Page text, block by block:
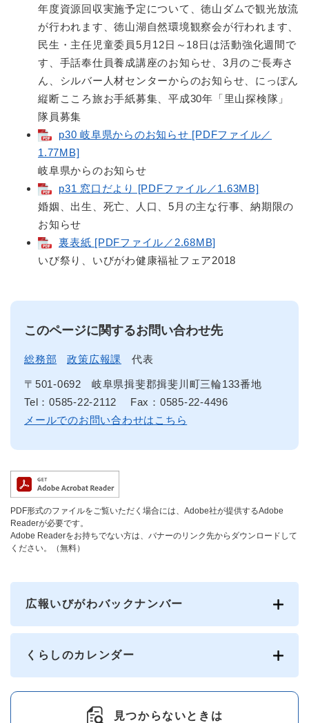
年度資源回収実施予定について、徳山ダムで観光放流
が行われます、徳山湖自然環境観察会が行われます、
民生・主任児童委員5月12日～18日は活動強化週間で
す、手話奉仕員養成講座のお知らせ、3月のご長寿さ
ん、シルバー人材センターからのお知らせ、にっぽん
縦断こころ旅お手紙募集、平成30年「里山探検隊」
隊員募集
p30 岐阜県からのお知らせ [PDFファイル／
1.77MB]
岐阜県からのお知らせ
p31 窓口だより [PDFファイル／1.63MB]
婚姻、出生、死亡、人口、5月の主な行事、納期限の
お知らせ
裏表紙 [PDFファイル／2.68MB]
いび祭り、いびがわ健康福祉フェア2018
このページに関するお問い合わせ先
総務部 政策広報課 代表
〒501-0692
岐阜県揖斐郡揖斐川町三輪133番地
Tel：0585-22-2112
Fax：0585-22-4496
メールでのお問い合わせはこちら
PDF形式のファイルをご覧いただく場合には、Adobe社が提供するAdobe
Readerが必要です。
Adobe Readerをお持ちでない方は、バナーのリンク先からダウンロードして
ください。（無料）
広報いびがわバックナンバー
くらしのカレンダー
見つからないときは